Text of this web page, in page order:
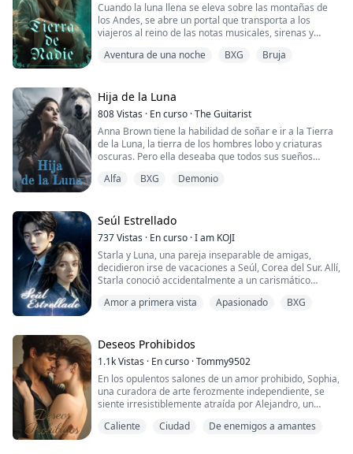
Cuando la luna llena se eleva sobre las montañas de
los Andes, se abre un portal que transporta a los
viajeros al reino de las notas musicales, sirenas y
Nadie", un mundo ficticio donde los humanos que son
parece real, saben que serán introducidos en un ...
Aventura de una noche BXG Bruja
Hija de la Luna
808Vistas · En curso ·The Guitarist
Anna Brown tiene la habilidad de soñar e ir a la Tierra
de la Luna, la tierra de los hombres lobo y criaturas
oscuras. Pero ella deseaba que todos sus sueños
embargo, sus sueños eran diferentes. Sus sueños no
de la Diosa de la Luna. La últim...
Alfa BXG Demonio
Seúl Estrellado
737Vistas · En curso ·I am KOJI
Starla y Luna, una pareja inseparable de amigas,
decidieron irse de vacaciones a Seúl, Corea del Sur. Allí,
Starla conoció accidentalmente a un carismático
llevó a una conexión entre ellos, que eventualmente los
Con el paso del tiempo, Starla, una novelista, se ocupó
con varias actividades después de que su novela se
convirti...
Amor a primera vista Apasionado BXG
Deseos Prohibidos
1.1kVistas · En curso ·Tommy9502
En los opulentos salones de un amor prohibido, Sophia,
una curadora de arte ferozmente independiente, se
siente irresistiblemente atraída por Alejandro, un
problemático. A medida que su ardiente atracción se
Caliente Ciudad De enemigos a amantes